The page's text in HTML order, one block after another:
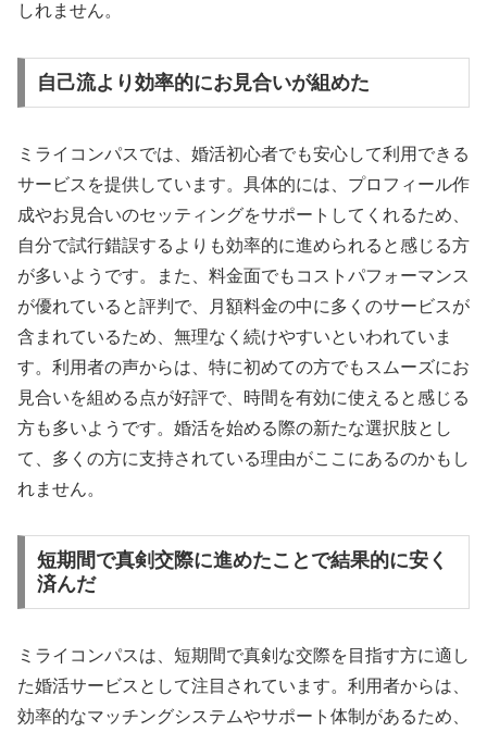
しれません。
自己流より効率的にお見合いが組めた
ミライコンパスでは、婚活初心者でも安心して利用できる
サービスを提供しています。具体的には、プロフィール作
成やお見合いのセッティングをサポートしてくれるため、
自分で試行錯誤するよりも効率的に進められると感じる方
が多いようです。また、料金面でもコストパフォーマンス
が優れていると評判で、月額料金の中に多くのサービスが
含まれているため、無理なく続けやすいといわれていま
す。利用者の声からは、特に初めての方でもスムーズにお
見合いを組める点が好評で、時間を有効に使えると感じる
方も多いようです。婚活を始める際の新たな選択肢とし
て、多くの方に支持されている理由がここにあるのかもし
れません。
短期間で真剣交際に進めたことで結果的に安く
済んだ
ミライコンパスは、短期間で真剣な交際を目指す方に適し
た婚活サービスとして注目されています。利用者からは、
効率的なマッチングシステムやサポート体制があるため、